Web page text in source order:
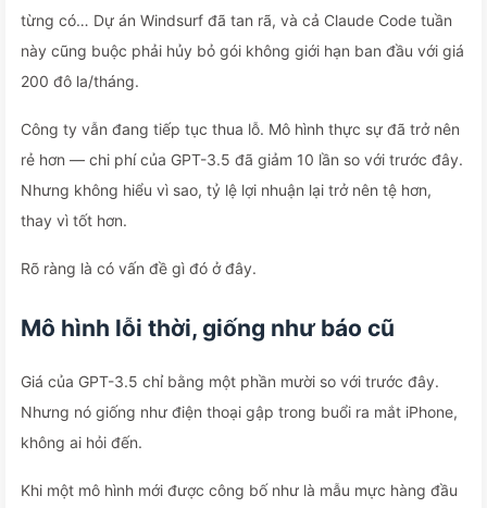
từng có… Dự án Windsurf đã tan rã, và cả Claude Code tuần
này cũng buộc phải hủy bỏ gói không giới hạn ban đầu với giá
200 đô la/tháng.
Công ty vẫn đang tiếp tục thua lỗ. Mô hình thực sự đã trở nên
rẻ hơn — chi phí của GPT-3.5 đã giảm 10 lần so với trước đây.
Nhưng không hiểu vì sao, tỷ lệ lợi nhuận lại trở nên tệ hơn,
thay vì tốt hơn.
Rõ ràng là có vấn đề gì đó ở đây.
Mô hình lỗi thời, giống như báo cũ
Giá của GPT-3.5 chỉ bằng một phần mười so với trước đây.
Nhưng nó giống như điện thoại gập trong buổi ra mắt iPhone,
không ai hỏi đến.
Khi một mô hình mới được công bố như là mẫu mực hàng đầu